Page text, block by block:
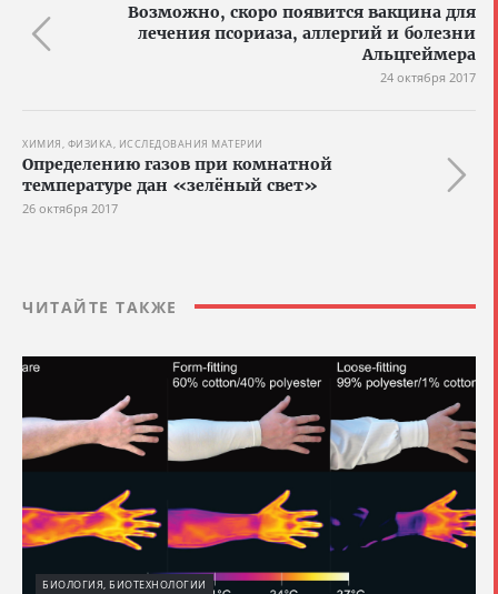
Возможно, скоро появится вакцина для
лечения псориаза, аллергий и болезни
Альцгеймера
24 октября 2017
ХИМИЯ, ФИЗИКА, ИССЛЕДОВАНИЯ МАТЕРИИ
Определению газов при комнатной
температуре дан «зелёный свет»
26 октября 2017
ЧИТАЙТЕ ТАКЖЕ
БИОЛОГИЯ, БИОТЕХНОЛОГИИ